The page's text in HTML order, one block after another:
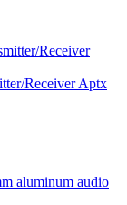
Receiver Aptx